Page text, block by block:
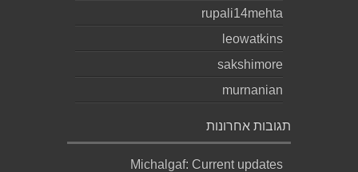
rupali14mehta
leowatkins
sakshimore
murnanian
תגובות אחרונות
Michalgaf: Current updates